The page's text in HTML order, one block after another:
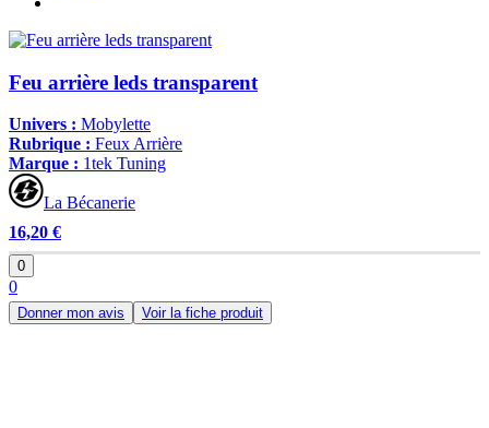
Feu arrière leds transparent
Univers : Mobylette
Rubrique : Feux Arrière
Marque : 1tek Tuning
La Bécanerie
16,20 €
0
0
Donner mon avis Voir la fiche produit